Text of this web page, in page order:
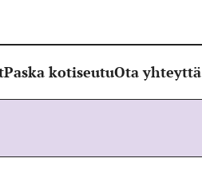
Paska kotiseutuOta yhteyttä